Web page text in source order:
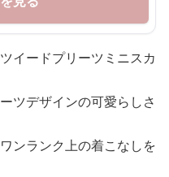
イードプリーツミニスカ
ツデザインの可愛らしさ
ンランク上の着こなしを